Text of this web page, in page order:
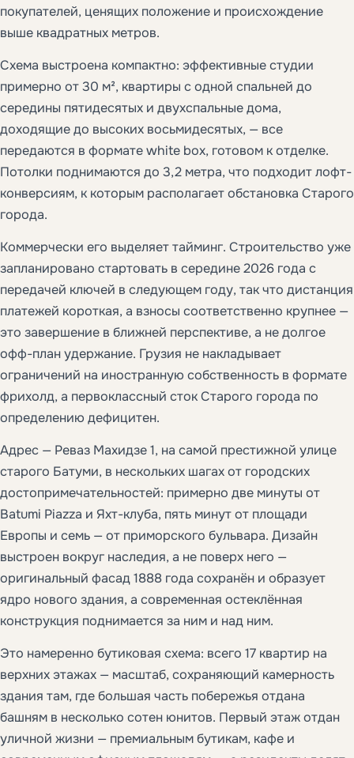
покупателей, ценящих положение и происхождение
выше квадратных метров.
Схема выстроена компактно: эффективные студии
примерно от 30 м², квартиры с одной спальней до
середины пятидесятых и двухспальные дома,
доходящие до высоких восьмидесятых, — все
передаются в формате white box, готовом к отделке.
Потолки поднимаются до 3,2 метра, что подходит лофт-
конверсиям, к которым располагает обстановка Старого
города.
Коммерчески его выделяет тайминг. Строительство уже
запланировано стартовать в середине 2026 года с
передачей ключей в следующем году, так что дистанция
платежей короткая, а взносы соответственно крупнее —
это завершение в ближней перспективе, а не долгое
офф-план удержание. Грузия не накладывает
ограничений на иностранную собственность в формате
фрихолд, а первоклассный сток Старого города по
определению дефицитен.
Адрес — Реваз Махидзе 1, на самой престижной улице
старого Батуми, в нескольких шагах от городских
достопримечательностей: примерно две минуты от
Batumi Piazza и Яхт-клуба, пять минут от площади
Европы и семь — от приморского бульвара. Дизайн
выстроен вокруг наследия, а не поверх него —
оригинальный фасад 1888 года сохранён и образует
ядро нового здания, а современная остеклённая
конструкция поднимается за ним и над ним.
Это намеренно бутиковая схема: всего 17 квартир на
верхних этажах — масштаб, сохраняющий камерность
здания там, где большая часть побережья отдана
башням в несколько сотен юнитов. Первый этаж отдан
уличной жизни — премиальным бутикам, кафе и